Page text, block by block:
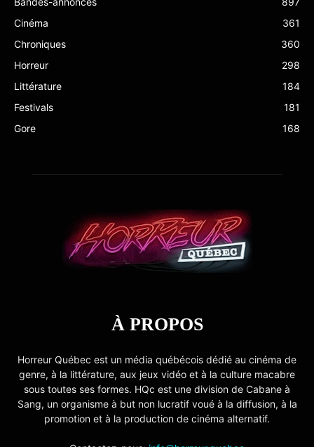
Cinéma
361
Chroniques
360
Horreur
298
Littérature
184
Festivals
181
Gore
168
À PROPOS
Horreur Québec est un média québécois dédié au cinéma de
genre, à la littérature, aux jeux vidéo et à la culture macabre
sous toutes ses formes. HQc est une division de Cabane à
Sang, un organisme à but non lucratif voué à la diffusion, à la
promotion et à la production de cinéma alternatif.